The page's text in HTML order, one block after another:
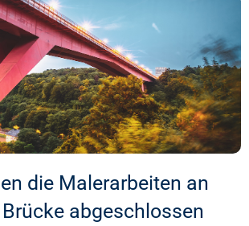
die Malerarbeiten an
abgeschlossen